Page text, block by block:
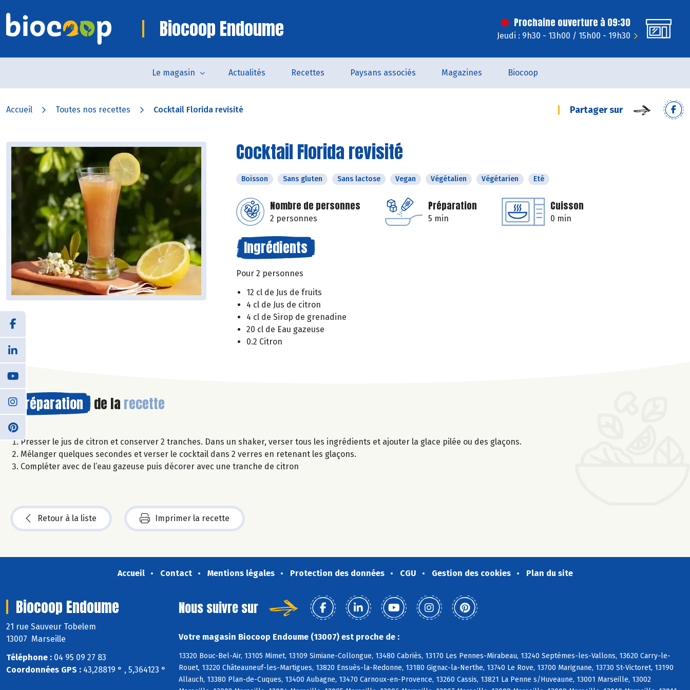
Biocoop Endoume Prochaine ouverture à 09:30
Jeudi : 9h30 - 13h00 / 15h00 - 19h30
Le magasin Actualités Recettes Paysans associés Magazines Biocoop
Accueil Toutes nos recettes Cocktail Florida revisité Partager sur
Cocktail Florida revisité
Boisson Sans gluten Sans lactose Vegan Végétalien Végétarien Eté
Nombre de personnes
2 personnes
Préparation
5 min
Cuisson
0 min
Ingrédients
Pour 2 personnes
12 cl de Jus de fruits
4 cl de Jus de citron
4 cl de Sirop de grenadine
20 cl de Eau gazeuse
0.2 Citron
Préparation de la recette
Presser le jus de citron et conserver 2 tranches. Dans un shaker, verser tous les ingrédients et ajouter la glace pilée ou des glaçons.
Mélanger quelques secondes et verser le cocktail dans 2 verres en retenant les glaçons.
Compléter avec de l’eau gazeuse puis décorer avec une tranche de citron
Retour à la liste Imprimer la recette
Accueil Contact Mentions légales Protection des données CGU Gestion des cookies Plan du site
Biocoop Endoume
21 rue Sauveur Tobelem
13007 Marseille
Téléphone : 04 95 09 27 83
Coordonnées GPS : 43,28819 ° , 5,364123 °
Nous suivre sur
Votre magasin Biocoop Endoume (13007) est proche de :
13320 Bouc-Bel-Air, 13105 Mimet, 13109 Simiane-Collongue, 13480 Cabriès, 13170 Les Pennes-Mirabeau, 13240 Septèmes-les-Vallons, 13620 Carry-le-
Rouet, 13220 Châteauneuf-les-Martigues, 13820 Ensuès-la-Redonne, 13180 Gignac-la-Nerthe, 13740 Le Rove, 13700 Marignane, 13730 St-Victoret, 13190
Allauch, 13380 Plan-de-Cuques, 13400 Aubagne, 13470 Carnoux-en-Provence, 13260 Cassis, 13821 La Penne s/Huveaune, 13001 Marseille, 13002